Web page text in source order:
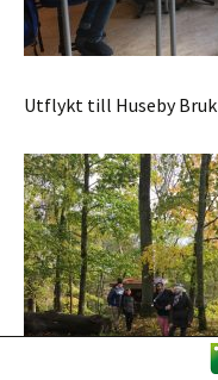
Utflykt till Huseby Bruk